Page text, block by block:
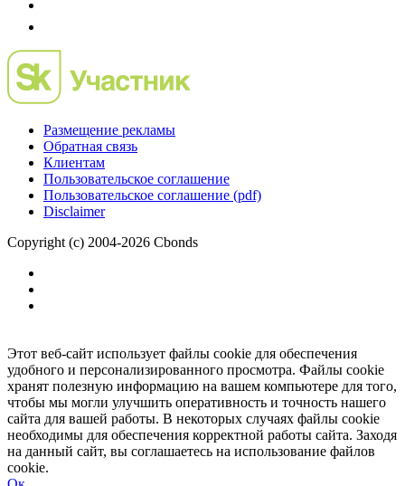
Размещение рекламы
Обратная связь
Клиентам
Пользовательское соглашение
Пользовательское соглашение (pdf)
Disclaimer
Copyright (c) 2004-2026 Cbonds
Этот веб-сайт использует файлы cookie для обеспечения
удобного и персонализированного просмотра. Файлы cookie
хранят полезную информацию на вашем компьютере для того,
чтобы мы могли улучшить оперативность и точность нашего
сайта для вашей работы. В некоторых случаях файлы cookie
необходимы для обеспечения корректной работы сайта. Заходя
на данный сайт, вы соглашаетесь на использование файлов
cookie.